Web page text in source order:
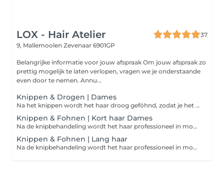
LOX - Hair Atelier
37
9, Mallemoolen Zevenaar 6901GP
Belangrijke informatie voor jouw afspraak Om jouw afspraak zo
prettig mogelijk te laten verlopen, vragen we je onderstaande
even door te nemen. Annu...
Knippen & Drogen | Dames
Na het knippen wordt het haar droog geföhnd, zodat je het resultaat van de coupe goed kunt zien. Het haar wordt niet in model geföhnd of afgewerkt met styling.
Knippen & Fohnen | Kort haar Dames
Na de knipbehandeling wordt het haar professioneel in model geföhnd, zodat het kapsel optimaal tot zijn recht komt en je de salon verzorgd verlaat.
Knippen & Fohnen | Lang haar
Na de knipbehandeling wordt het haar professioneel in model geföhnd, zodat het kapsel optimaal tot zijn recht komt en je de salon verzorgd verlaat.